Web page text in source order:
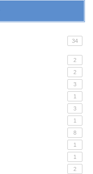
34
2
2
3
1
3
1
8
1
1
2